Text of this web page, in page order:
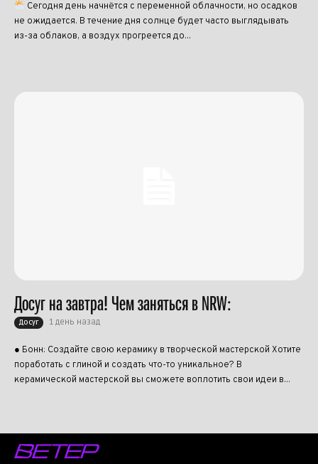
Сегодня день начнётся с переменной облачности, но осадков
не ожидается. В течение дня солнце будет часто выглядывать
из-за облаков, а воздух прогреется до...
Досуг на завтра! Чем заняться в NRW:
Досуг 1 день назад
● Бонн: Создайте свою керамику в творческой мастерской Хотите
поработать с глиной и создать что-то уникальное? В
керамической мастерской вы сможете воплотить свои идеи в...